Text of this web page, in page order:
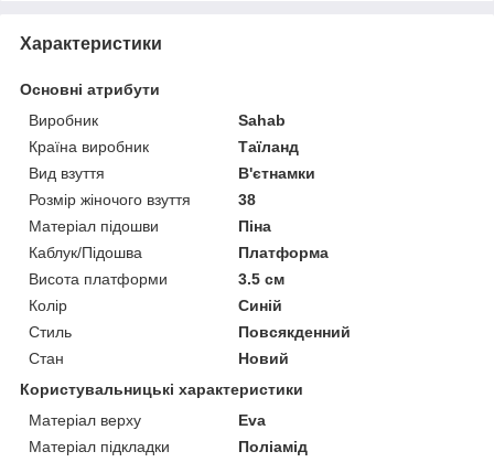
Характеристики
Основні атрибути
Виробник
Sahab
Країна виробник
Таїланд
Вид взуття
В'єтнамки
Розмір жіночого взуття
38
Матеріал підошви
Піна
Каблук/Підошва
Платформа
Висота платформи
3.5 см
Колір
Синій
Стиль
Повсякденний
Стан
Новий
Користувальницькі характеристики
Матеріал верху
Eva
Матеріал підкладки
Поліамід